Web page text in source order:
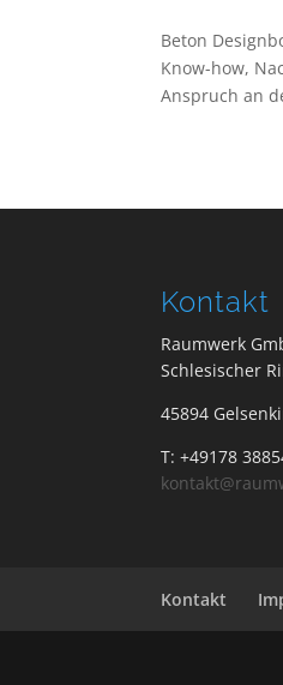
Beton
Know-how,
Anspruch an
Kontakt
Raumwerk
Schlesischer
45894
T: +49178
Kontakt